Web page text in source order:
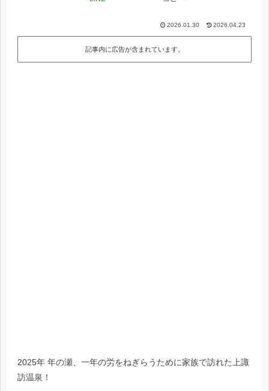
2026.01.30 2026.04.23
記事内に広告が含まれています。
2025年 年の瀬、一年の労をねぎらうために家族で訪れた上諏
訪温泉！